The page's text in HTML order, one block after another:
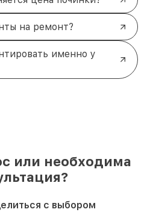
на ремонт?
именно у
или необходима
с выбором